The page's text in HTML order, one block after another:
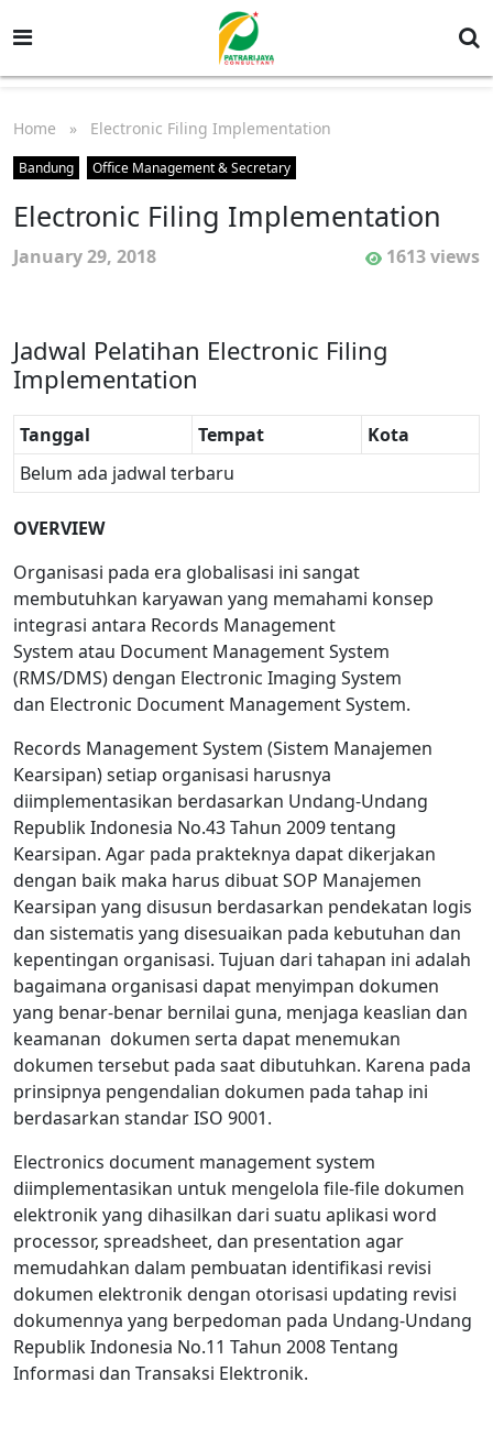
Home » Electronic Filing Implementation
Bandung Office Management & Secretary
Electronic Filing Implementation
January 29, 2018 1613 views
Jadwal Pelatihan Electronic Filing
Implementation
Tanggal Tempat
Kota
Belum ada jadwal terbaru
OVERVIEW
Organisasi pada era globalisasi ini sangat
membutuhkan karyawan yang memahami konsep
integrasi antara Records Management
System atau Document Management System
(RMS/DMS) dengan Electronic Imaging System
dan Electronic Document Management System.
Records Management System (Sistem Manajemen
Kearsipan) setiap organisasi harusnya
diimplementasikan berdasarkan Undang-Undang
Republik Indonesia No.43 Tahun 2009 tentang
Kearsipan. Agar pada prakteknya dapat dikerjakan
dengan baik maka harus dibuat SOP Manajemen
Kearsipan yang disusun berdasarkan pendekatan logis
dan sistematis yang disesuaikan pada kebutuhan dan
kepentingan organisasi. Tujuan dari tahapan ini adalah
bagaimana organisasi dapat menyimpan dokumen
yang benar-benar bernilai guna, menjaga keaslian dan
keamanan dokumen serta dapat menemukan
dokumen tersebut pada saat dibutuhkan. Karena pada
prinsipnya pengendalian dokumen pada tahap ini
berdasarkan standar ISO 9001.
Electronics document management system
diimplementasikan untuk mengelola file-file dokumen
elektronik yang dihasilkan dari suatu aplikasi word
processor, spreadsheet, dan presentation agar
memudahkan dalam pembuatan identifikasi revisi
dokumen elektronik dengan otorisasi updating revisi
dokumennya yang berpedoman pada Undang-Undang
Republik Indonesia No.11 Tahun 2008 Tentang
Informasi dan Transaksi Elektronik.